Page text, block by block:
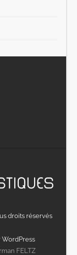
droits réservés
FELTZ